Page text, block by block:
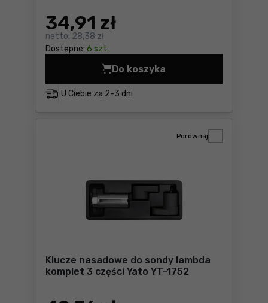
34,91 zł
netto: 28,38 zł
Dostępne: 6 szt.
U Ciebie za 2-3 dni
Do koszyka
Komplet kluczy
Klucze nasadowe do sondy lambda
komplet 3 części Yato YT-1752
Porównaj